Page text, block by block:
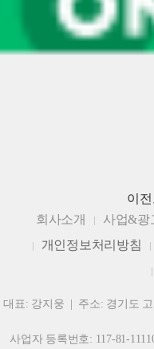
이
회사소개
사업&광
개인정보처리방침
대표: 강지웅 | 주소: 경기도 고
사업자 등록번호: 117-81-